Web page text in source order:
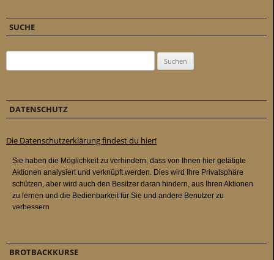
SUCHE
DATENSCHUTZ
Die Datenschutzerklärung findest du hier!
BROTBACKKURSE